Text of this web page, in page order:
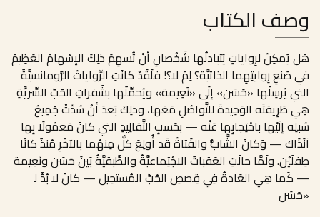
وصف الكتاب
هَل يُمكِنُ لرِواياتٍ يَتبادلُها شَخْصانِ أنْ تُسهِمَ ذلِكَ الإسْهامَ العَظِيمَ
في صُنعِ رِوايتِهِما الذاتيَّة؟ لِمَ لا؟! فلَقَدْ كانَتِ الرِّواياتُ الرُّومانسيَّةُ
التي يُرسِلُها «حَسَن» إلَى «نَعِيمة» ويُحمِّلُها بشَفراتِ الحُبِّ السِّريَّةِ
هِي طَرِيقتَه الوَحِيدةَ للتَّواصُلِ مَعَها، وذلِكَ بَعدَ أنْ سُدَّتْ جَمِيعُ
سُبلِه إلَيْها باحْتِجابِها عَنْه — بحَسبِ التَّقالِيدِ التي كانَ مَعمُولًا بِها
آنَذَاك — وَكانَ الشَّابُّ والفَتاةُ قَد أُولِعَ كلٌّ مِنهُما بالآخَرِ مُنذُ كانَا
طِفلَيْن. ولَمَّا حالَتِ العَقباتُ الاجْتِماعيَّةُ والطَّبقيَّةُ بَينَ حَسَن ونَعِيمة
— كَما هِي العَادةُ فِي قِصصِ الحُبِّ المُستحِيل — كانَ لا بُدَّ ﻟ
«حَسَن